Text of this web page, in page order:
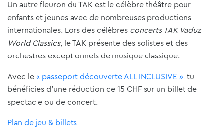
Un autre fleuron du TAK est le célèbre théâtre pour
enfants et jeunes avec de nombreuses productions
internationales. Lors des célèbres concerts TAK Vaduz
World Classics, le TAK présente des solistes et des
orchestres exceptionnels de musique classique.
Avec le « passeport découverte ALL INCLUSIVE », tu
bénéficies d'une réduction de 15 CHF sur un billet de
spectacle ou de concert.
Plan de jeu & billets